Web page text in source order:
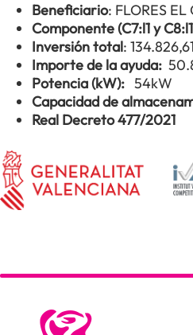
Beneficiario: FLORES EL
Componente (C7:l1 y
Inversión total:
Importe de la ayuda:
Potencia (kW): 54kW
Capacidad de
Real Decreto 477/2021